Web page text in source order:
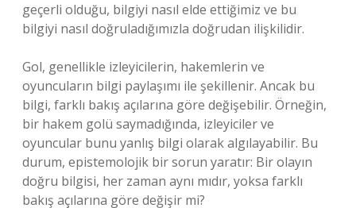
geçerli olduğu, bilgiyi nasıl elde ettiğimiz ve bu
bilgiyi nasıl doğruladığımızla doğrudan ilişkilidir.
Gol, genellikle izleyicilerin, hakemlerin ve
oyuncuların bilgi paylaşımı ile şekillenir. Ancak bu
bilgi, farklı bakış açılarına göre değişebilir. Örneğin,
bir hakem golü saymadığında, izleyiciler ve
oyuncular bunu yanlış bilgi olarak algılayabilir. Bu
durum, epistemolojik bir sorun yaratır: Bir olayın
doğru bilgisi, her zaman aynı mıdır, yoksa farklı
bakış açılarına göre değişir mi?